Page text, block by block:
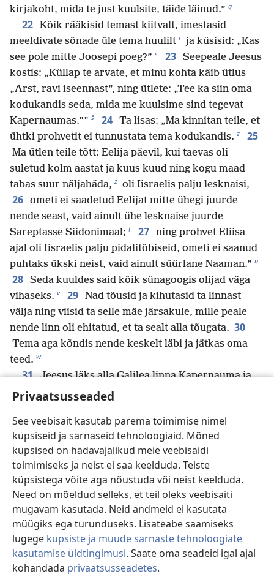
Privaatsusseaded
See veebisait kasutab parema toimimise nimel
küpsiseid ja sarnaseid tehnoloogiaid. Mõned
küpsised on hädavajalikud meie veebisaidi
toimimiseks ja neist ei saa keelduda. Teiste
küpsistega võite aga nõustuda või neist keelduda.
Need on mõeldud selleks, et teil oleks veebisaiti
mugavam kasutada. Neid andmeid ei kasutata
müügiks ega turunduseks. Lisateabe saamiseks
lugege küpsiste ja muude sarnaste tehnoloogiate
kasutamise üldtingimusi. Saate oma seadeid igal ajal
kohandada privaatsusseadetes.
kirjakoht, mida te just kuulsite, täide läinud.” q
22 Kõik rääkisid temast kiitvalt, imestasid
meeldivate sõnade üle tema huulilt r ja küsisid: „Kas
see pole mitte Joosepi poeg?” s 23 Seepeale Jeesus
kostis: „Küllap te arvate, et minu kohta käib ütlus
„Arst, ravi iseennast”, ning ütlete: „Tee ka siin oma
kodukandis seda, mida me kuulsime sind tegevat
Kapernaumas.”” š 24 Ta lisas: „Ma kinnitan teile, et
ühtki prohvetit ei tunnustata tema kodukandis. z 25
Ma ütlen teile tõtt: Eelija päevil, kui taevas oli
suletud kolm aastat ja kuus kuud ning kogu maad
tabas suur näljahäda, ž oli Iisraelis palju lesknaisi,
26 ometi ei saadetud Eelijat mitte ühegi juurde
nende seast, vaid ainult ühe lesknaise juurde
Sareptasse Siidonimaal; t 27 ning prohvet Eliisa
ajal oli Iisraelis palju pidalitõbiseid, ometi ei saanud
puhtaks ükski neist, vaid ainult süürlane Naaman.” u
28 Seda kuuldes said kõik sünagoogis olijad väga
vihaseks. v 29 Nad tõusid ja kihutasid ta linnast
välja ning viisid ta selle mäe järsakule, mille peale
nende linn oli ehitatud, et ta sealt alla tõugata. 30
Tema aga kõndis nende keskelt läbi ja jätkas oma
teed. w
31 Jeesus läks alla Galilea linna Kapernauma ja
õpetas seal hingamispäeval.
nagu see, kel on mõjuvõimu. 33 Seal sünagoogis oli
üks mees, kelles oli rüve vaim, deemon, ja ta karjus
valju häälega: ö 34 „Mis sa meist tahad,
naatsaretlane Jeesus? ü Kas sa tulid meid hävitama?
Ma tean hästi, kes sa oled — Jumala Püha!” x 35 Aga
Jeesus sõitles teda: „Ole vait ja tule temast välja!”
Paisanud mehe nende keskele maha, tuli deemon
temast välja, tegemata talle kahju. 36 Seepeale olid
kõik hämmastunud ja arutasid omavahel: „Kuidas ta
küll oskab nii rääkida? Tal on voli ja võim käsutada